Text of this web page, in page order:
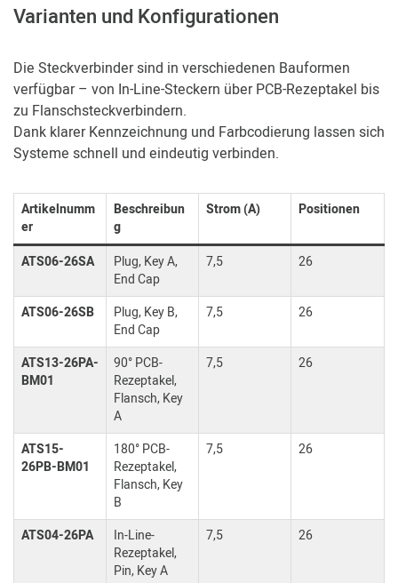
Varianten und Konfigurationen
Die Steckverbinder sind in verschiedenen Bauformen
verfügbar – von In-Line-Steckern über PCB-Rezeptakel bis
zu Flanschsteckverbindern.
Dank klarer Kennzeichnung und Farbcodierung lassen sich
Systeme schnell und eindeutig verbinden.
Artikelnumm
er
Beschreibun
g
Strom (A) Positionen
ATS06-26SA
Plug, Key A,
End Cap
7,5 26
ATS06-26SB
Plug, Key B,
End Cap
7,5 26
ATS13-26PA-
BM01
90° PCB-
Rezeptakel,
Flansch, Key
A
7,5 26
ATS15-
26PB-BM01
180° PCB-
Rezeptakel,
Flansch, Key
B
7,5 26
ATS04-26PA
In-Line-
Rezeptakel,
Pin, Key A
7,5 26